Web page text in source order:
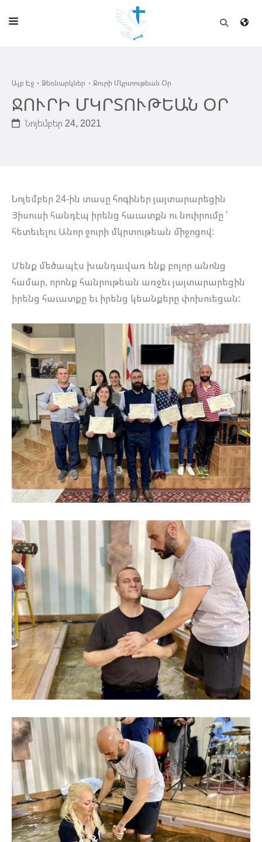
ԵԿԵՂԵՑԻ
ՈՒՂԻՂ
ԾՐԱԳԻՐՆԵՐ ԵՒ ՓՈՏՔԱՍԹՆԵՐ
ՇԻՆԱՐԱՐՈՒԹԻՒՆ
Այբ Էջ Ձեռնարկներ Ջուրի Մկրտութեան Օր
ՋՈՒՐԻ ՄԿՐՏՈՒԹԵԱՆ ՕՐ
Նոյեմբեր 24, 2021
Նոյեմբեր 24-ին տասը հոգիներ յայտարարեցին
Յիսուսի հանդէպ իրենց հաւատքն ու նուիրումը ՝
հետեւելու Անոր ջուրի մկրտութեան միջոցով:
Մենք մեծապէս խանդավառ ենք բոլոր անոնց
համար, որոնք հանրութեան առջեւ յայտարարեցին
իրենց հաւատքը եւ իրենց կեանքերը փոխուեցան: